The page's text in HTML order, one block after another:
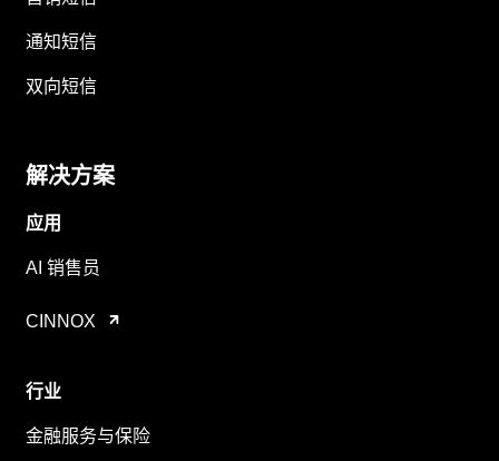
通知短信
双向短信
解决方案
应用
AI 销售员
CINNOX
行业
金融服务与保险